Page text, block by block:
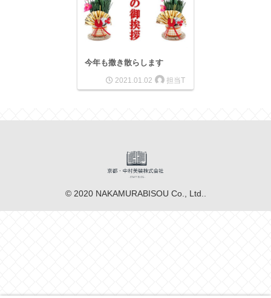
今年も撒き散らします
2021.01.02 担当T
© 2020 NAKAMURABISOU Co., Ltd..